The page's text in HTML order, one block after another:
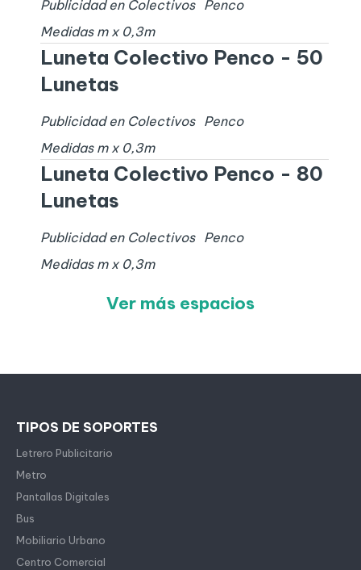
Publicidad en Colectivos
Penco
Medidas m x 0,3m
Luneta Colectivo Penco - 50
Lunetas
Publicidad en Colectivos
Penco
Medidas m x 0,3m
Luneta Colectivo Penco - 80
Lunetas
Publicidad en Colectivos
Penco
Medidas m x 0,3m
Ver más espacios
TIPOS DE SOPORTES
Letrero Publicitario
Metro
Pantallas Digitales
Bus
Mobiliario Urbano
Centro Comercial